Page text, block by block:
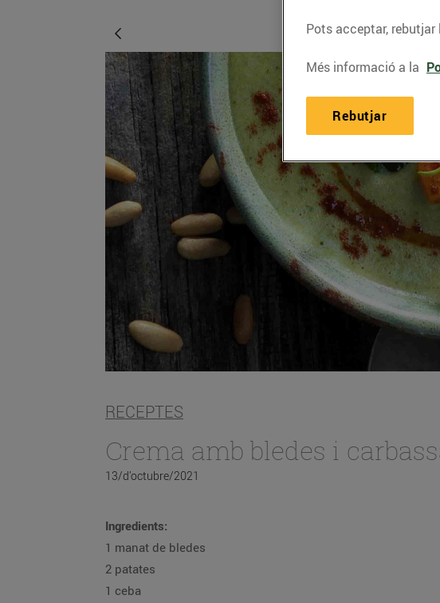
RECEPTES
Crema amb bledes i
13/d’octubre/2021
Ingredients:
1 manat de bledes
2 patates
1 ceba
Pots acceptar,
Més informació a la
Rebutjar